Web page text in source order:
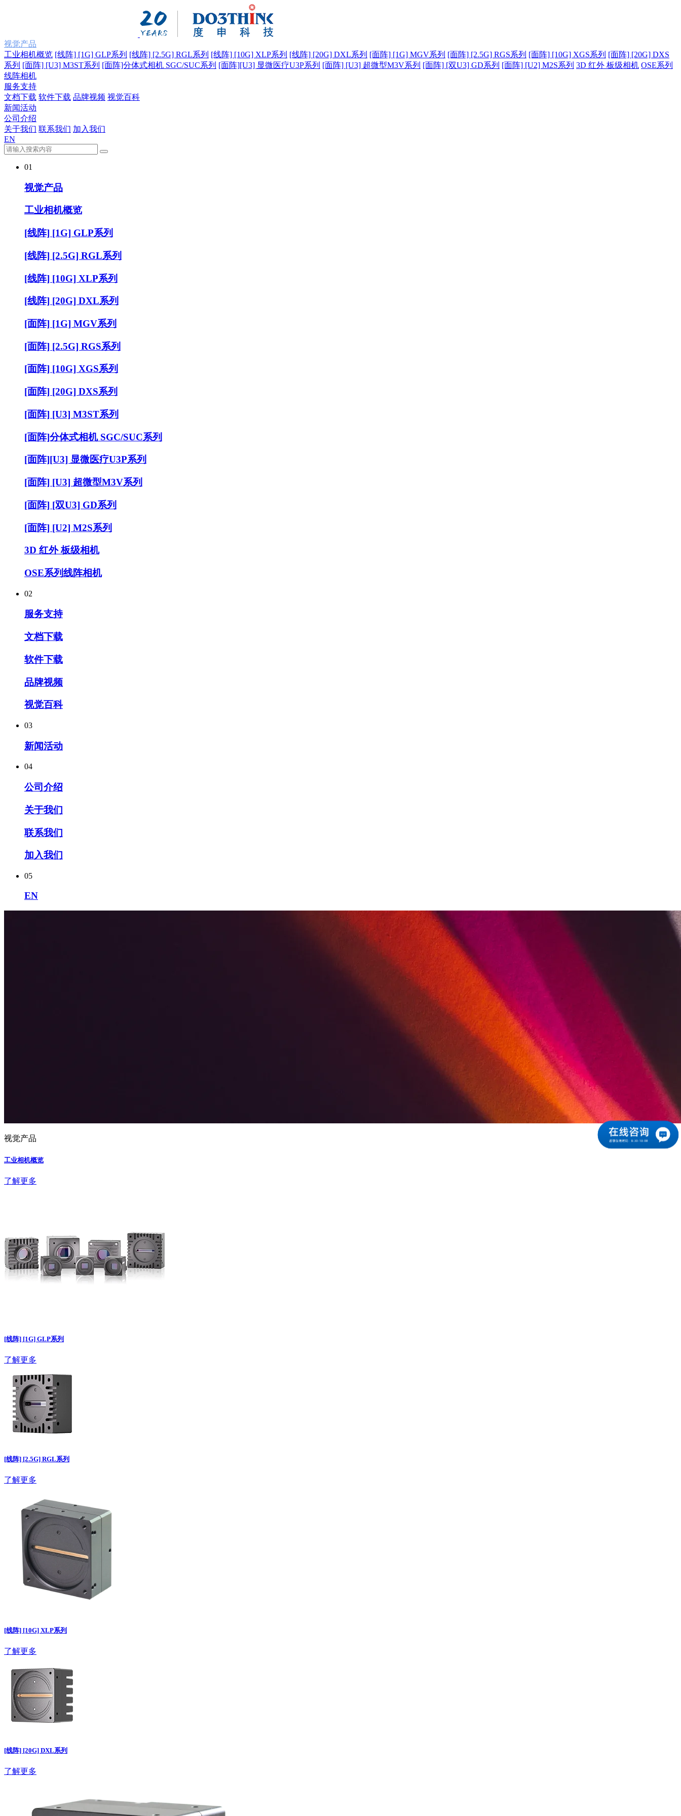
视觉产品
工业相机概览 [线阵] [1G] GLP系列 [线阵] [2.5G] RGL系列 [线阵] [10G] XLP系列 [线阵] [20G] DXL系列 [面阵] [1G] MGV系列 [面阵] [2.5G] RGS系列 [面阵] [10G] XGS系列 [面阵] [20G] DXS
系列 [面阵] [U3] M3ST系列 [面阵]分体式相机 SGC/SUC系列 [面阵][U3] 显微医疗U3P系列 [面阵] [U3] 超微型M3V系列 [面阵] [双U3] GD系列 [面阵] [U2] M2S系列 3D 红外 板级相机 OSE系列
线阵相机
服务支持
文档下载 软件下载 品牌视频 视觉百科
新闻活动
公司介绍
关于我们 联系我们 加入我们
EN
01
视觉产品
工业相机概览
[线阵] [1G] GLP系列
[线阵] [2.5G] RGL系列
[线阵] [10G] XLP系列
[线阵] [20G] DXL系列
[面阵] [1G] MGV系列
[面阵] [2.5G] RGS系列
[面阵] [10G] XGS系列
[面阵] [20G] DXS系列
[面阵] [U3] M3ST系列
[面阵]分体式相机 SGC/SUC系列
[面阵][U3] 显微医疗U3P系列
[面阵] [U3] 超微型M3V系列
[面阵] [双U3] GD系列
[面阵] [U2] M2S系列
3D 红外 板级相机
OSE系列线阵相机
02
服务支持
文档下载
软件下载
品牌视频
视觉百科
03
新闻活动
04
公司介绍
关于我们
联系我们
加入我们
05
EN
视觉产品
工业相机概览
了解更多
[线阵] [1G] GLP系列
了解更多
[线阵] [2.5G] RGL系列
了解更多
[线阵] [10G] XLP系列
了解更多
[线阵] [20G] DXL系列
了解更多